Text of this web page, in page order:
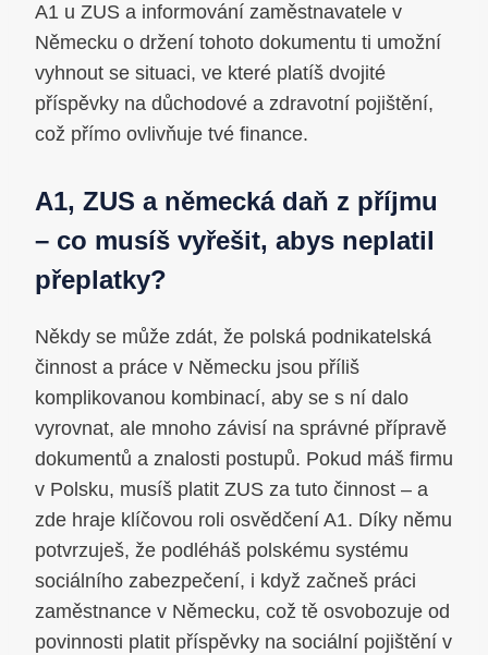
A1 u ZUS a informování zaměstnavatele v
Německu o držení tohoto dokumentu ti umožní
vyhnout se situaci, ve které platíš dvojité
příspěvky na důchodové a zdravotní pojištění,
což přímo ovlivňuje tvé finance.
A1, ZUS a německá daň z příjmu
– co musíš vyřešit, abys neplatil
přeplatky?
Někdy se může zdát, že polská podnikatelská
činnost a práce v Německu jsou příliš
komplikovanou kombinací, aby se s ní dalo
vyrovnat, ale mnoho závisí na správné přípravě
dokumentů a znalosti postupů. Pokud máš firmu
v Polsku, musíš platit ZUS za tuto činnost – a
zde hraje klíčovou roli osvědčení A1. Díky němu
potvrzuješ, že podléháš polskému systému
sociálního zabezpečení, i když začneš práci
zaměstnance v Německu, což tě osvobozuje od
povinnosti platit příspěvky na sociální pojištění v